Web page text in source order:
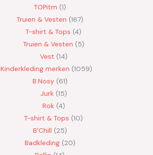
TOPitm 1
Truien & Vesten 167
T-shirt & Tops 4
Truien & Vesten 5
Vest 14
Kinderkleding merken 1059
B.Nosy 61
Jurk 15
Rok 4
T-shirt & Tops 10
B'Chill 25
Badkleding 20